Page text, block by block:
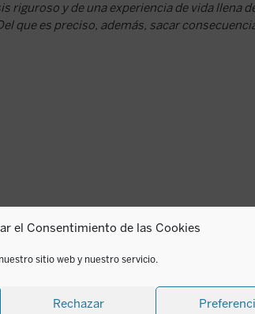
el Consentimiento de las Cookies
sitio web y nuestro servicio.
Rechazar
riguroso y de una experiencia de vida llena
que es preciso, además, sacar